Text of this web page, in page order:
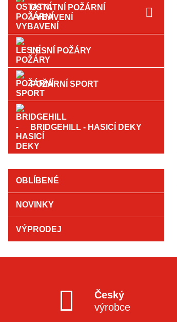
OSTATNÍ POŽÁRNÍ
VYBAVENÍ
LESNÍ POŽÁRY
POŽÁRNÍ SPORT
BRIDGEHILL - HASICÍ DEKY
OBLÍBENÉ
NOVINKY
VÝPRODEJ
Český
výrobce